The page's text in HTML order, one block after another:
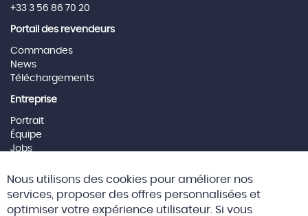
+33 3 56 86 70 20
Portail des revendeurs
Commandes
News
Téléchargements
Entreprise
Portrait
Équipe
Jobs
Social Media
Nous utilisons des cookies pour améliorer nos
services, proposer des offres personnalisées et
optimiser votre expérience utilisateur. Si vous